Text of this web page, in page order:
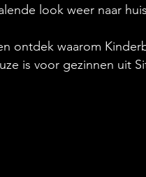
look weer naar
ontdek waarom
is voor gezinnen uit